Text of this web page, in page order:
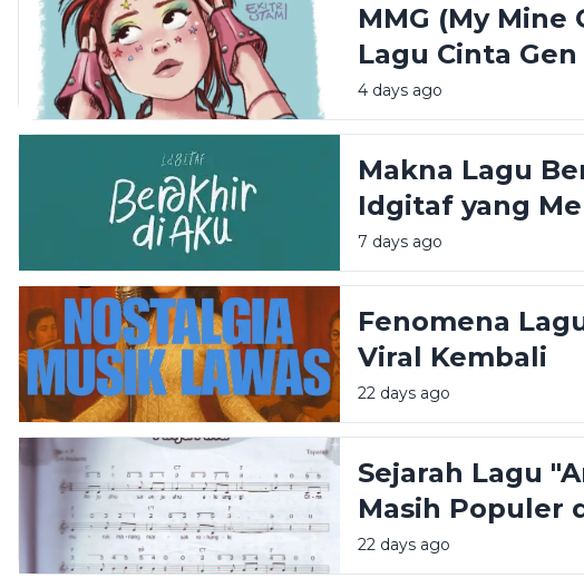
MMG (My Mine
Lagu Cinta
Rasa Bucin
4 days ago
Makna Lagu
Idgitaf yang
7 days ago
Fenomena
Viral Kembali
22 days ago
Sejarah Lagu
Masih Populer
22 days ago